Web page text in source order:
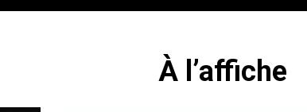
À l’affiche